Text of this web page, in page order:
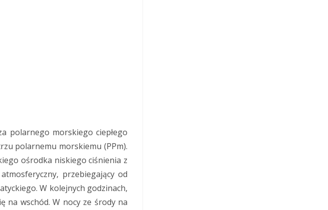
polarnego morskiego ciepłego
polarnemu morskiemu (PPm).
ośrodka niskiego ciśnienia z
przebiegający od
W kolejnych godzinach,
na wschód. W nocy ze środy na